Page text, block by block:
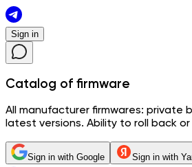
Sign in
Catalog of firmware
All manufacturer firmwares: private
latest versions. Ability to roll back or
Sign in with Google Sign in with